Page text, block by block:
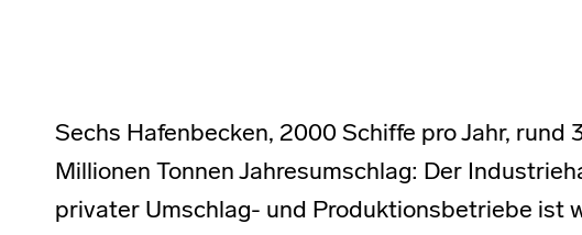
Sechs Hafenbecken, 2000 Schiffe pro Jahr, rund
Millionen Tonnen Jahresumschlag: Der
privater Umschlag- und Produktionsbetriebe ist